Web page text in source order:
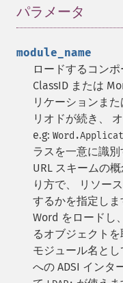
パラメータ
module_name
ロードするコン
ClassID または
リケーションま
リオドが続き、
e.g:
ラスを一意に識別
URL スキームの
り方で、 リソー
するかを指定し
Word をロードし
るオブジェクト
モジュール名と
への ADSI インタ